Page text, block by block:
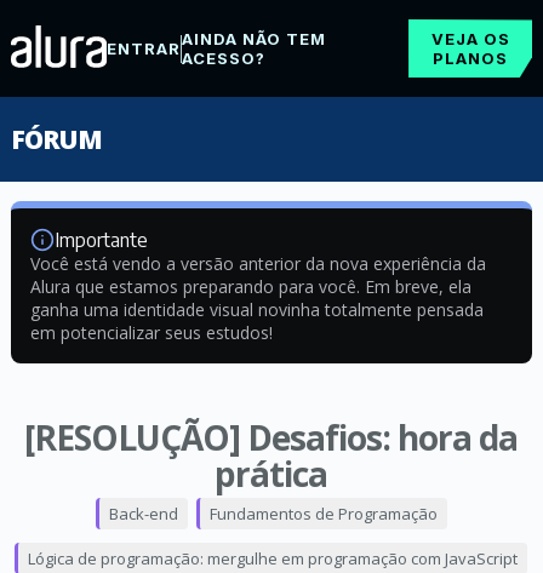
ENTRARAINDA NÃO TEM
ACESSO?
VEJA OS
PLANOS
FÓRUM
Importante
Você está vendo a versão anterior da nova experiência da
Alura que estamos preparando para você. Em breve, ela
ganha uma identidade visual novinha totalmente pensada
em potencializar seus estudos!
[RESOLUÇÃO] Desafios: hora da
prática
Back-end Fundamentos de Programação
Lógica de programação: mergulhe em programação com JavaScript